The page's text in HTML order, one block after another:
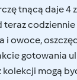
tnącą daje 4
teraz codziennie
i owoce,
gotowania
kolekcji mogą